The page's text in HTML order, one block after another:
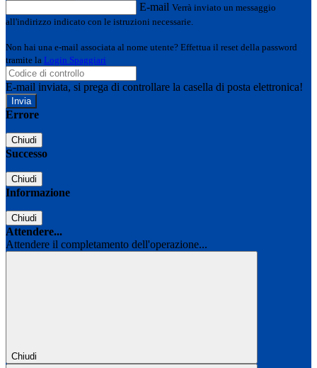
E-mail Verrà inviato un messaggio
all'indirizzo indicato con le istruzioni necessarie.
Non hai una e-mail associata al nome utente? Effettua il reset della password
tramite la Login Spaggiari
E-mail inviata, si prega di controllare la casella di posta elettronica!
Errore
Chiudi
Successo
Chiudi
Informazione
Chiudi
Attendere...
Attendere il completamento dell'operazione...
Chiudi